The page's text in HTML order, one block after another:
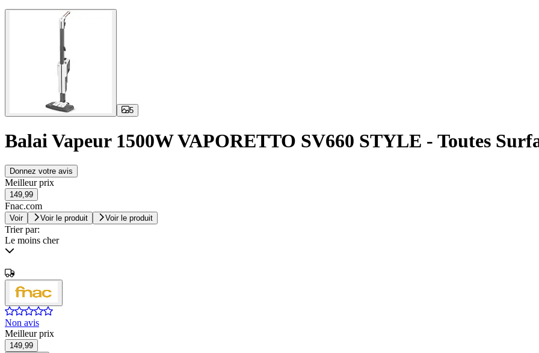
5
Balai Vapeur 1500W VAPORETTO SV660 STYLE - Toutes
Donnez votre avis
Meilleur prix
149,99
Fnac.com
Voir Voir le produit Voir le produit
Trier par:
Le moins cher
Non avis
Meilleur prix
149,99